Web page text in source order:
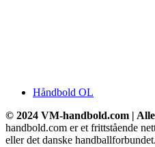
Håndbold OL
© 2024 VM-handbold.com |
handbold.com er et frittstående
eller det danske handballforbundet.